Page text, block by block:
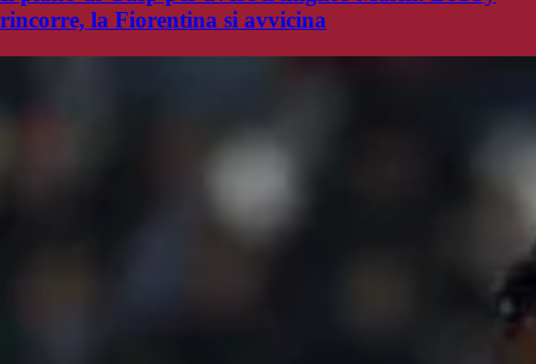
rincorre, la Fiorentina si avvicina